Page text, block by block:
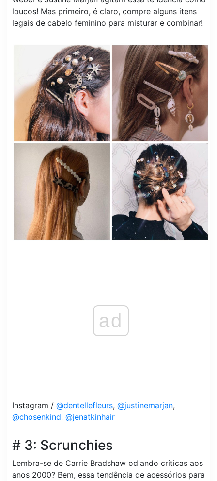
loucos! Mas primeiro, é claro, compre alguns itens
legais de cabelo feminino para misturar e combinar!
ad
Instagram / @dentellefleurs, @justinemarjan,
@chosenkind, @jenatkinhair
# 3: Scrunchies
Lembra-se de Carrie Bradshaw odiando críticas aos
anos 2000? Bem, essa tendência de acessórios para